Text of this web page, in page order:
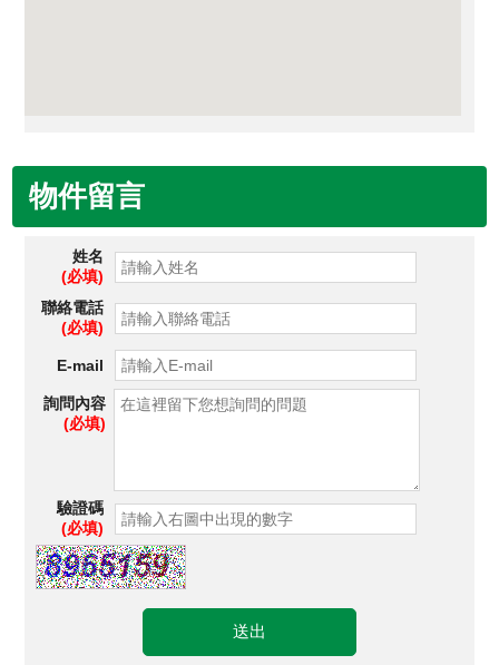
物件留言
姓名
(必填)
聯絡電話
(必填)
E-mail
詢問內容
(必填)
驗證碼
(必填)